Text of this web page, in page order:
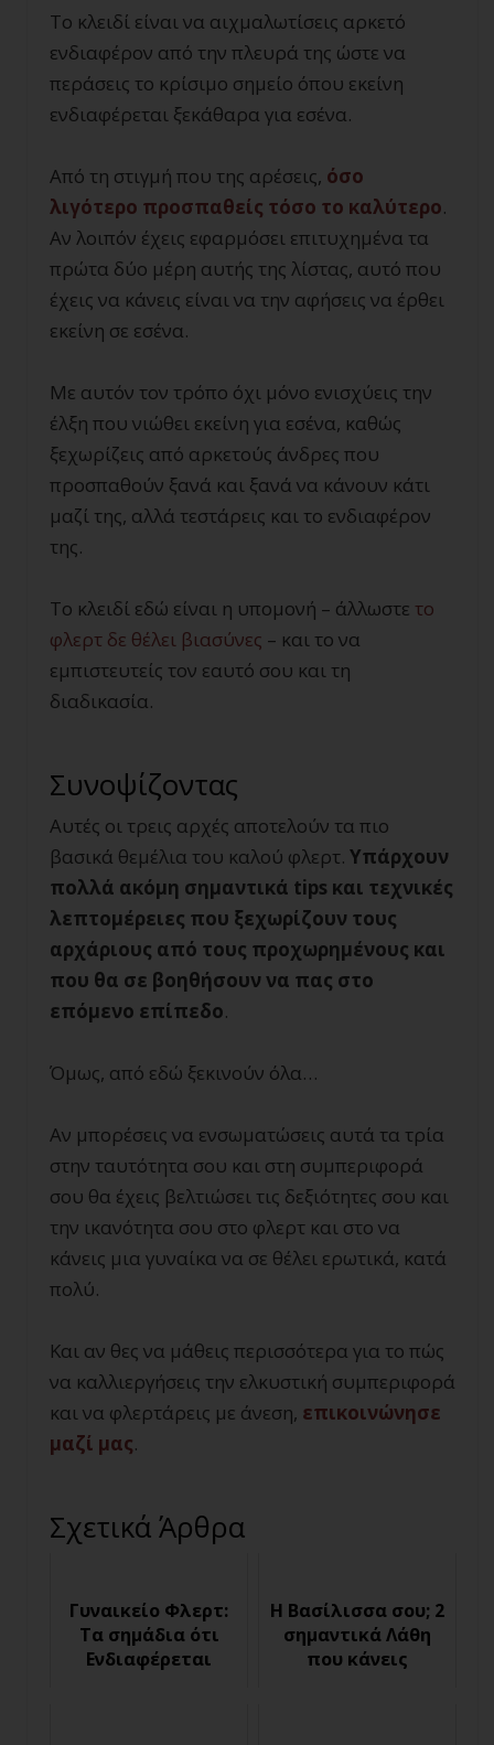
Το κλειδί είναι να αιχμαλωτίσεις αρκετό
ενδιαφέρον από την πλευρά της ώστε να
περάσεις το κρίσιμο σημείο όπου εκείνη
ενδιαφέρεται ξεκάθαρα για εσένα.
Από τη στιγμή που της αρέσεις, όσο
λιγότερο προσπαθείς τόσο το καλύτερο.
Αν λοιπόν έχεις εφαρμόσει επιτυχημένα τα
πρώτα δύο μέρη αυτής της λίστας, αυτό που
έχεις να κάνεις είναι να την αφήσεις να έρθει
εκείνη σε εσένα.
Με αυτόν τον τρόπο όχι μόνο ενισχύεις την
έλξη που νιώθει εκείνη για εσένα, καθώς
ξεχωρίζεις από αρκετούς άνδρες που
προσπαθούν ξανά και ξανά να κάνουν κάτι
μαζί της, αλλά τεστάρεις και το ενδιαφέρον
της.
Το κλειδί εδώ είναι η υπομονή – άλλωστε το
φλερτ δε θέλει βιασύνες – και το να
εμπιστευτείς τον εαυτό σου και τη
διαδικασία.
Συνοψίζοντας
Αυτές οι τρεις αρχές αποτελούν τα πιο
βασικά θεμέλια του καλού φλερτ. Υπάρχουν
πολλά ακόμη σημαντικά tips και τεχνικές
λεπτομέρειες που ξεχωρίζουν τους
αρχάριους από τους προχωρημένους και
που θα σε βοηθήσουν να πας στο
επόμενο επίπεδο.
Όμως, από εδώ ξεκινούν όλα…
Αν μπορέσεις να ενσωματώσεις αυτά τα τρία
στην ταυτότητα σου και στη συμπεριφορά
σου θα έχεις βελτιώσει τις δεξιότητες σου και
την ικανότητα σου στο φλερτ και στο να
κάνεις μια γυναίκα να σε θέλει ερωτικά, κατά
πολύ.
Και αν θες να μάθεις περισσότερα για το πώς
να καλλιεργήσεις την ελκυστική συμπεριφορά
και να φλερτάρεις με άνεση, επικοινώνησε
μαζί μας.
Σχετικά Άρθρα
Γυναικείο Φλερτ:
Τα σημάδια ότι
Ενδιαφέρεται
Η Βασίλισσα σου; 2
σημαντικά Λάθη
που κάνεις